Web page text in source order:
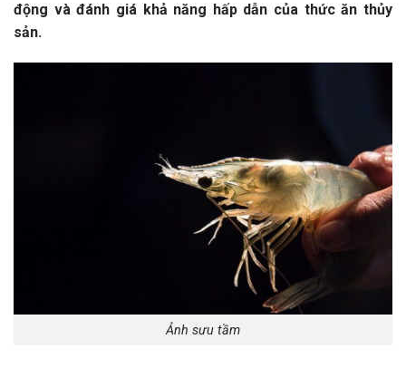
động và đánh giá khả năng hấp dẫn của thức ăn thủy
sản.
Ảnh sưu tầm